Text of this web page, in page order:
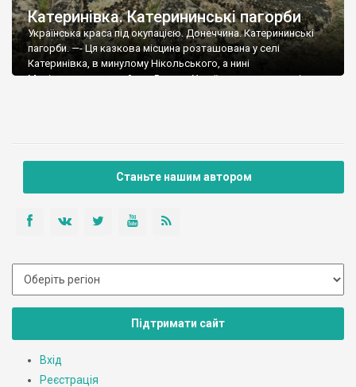
Катеринівка. Катерининські пагорби
Українська краса під окупацією. Донеччина. Катерининські
пагорби. —- Ця казкова місцина розташована у селі
Катеринівка, в минулому Нікольського, а нині
Маріупольського району. Виходи Українського кристалічного
Станьте нашим автором
Підтримати сайт
Вхід
Реєстрація